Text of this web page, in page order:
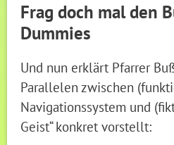
Frag doch mal den
Dummies
Und nun erklärt Pfarrer
Parallelen zwischen
Navigationssystem und
Geist“ konkret vorstellt: